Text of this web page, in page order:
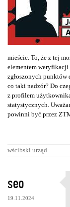
mieście. To, że z tej
elementem weryfikacji
zgłoszonych punktów
co taki nadzór? Do
z profilem
statystycznych.
powinni być przez
wścibski urząd
K
o
seo
19.11.2024